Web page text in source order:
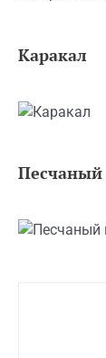
Каракал
Песчаный